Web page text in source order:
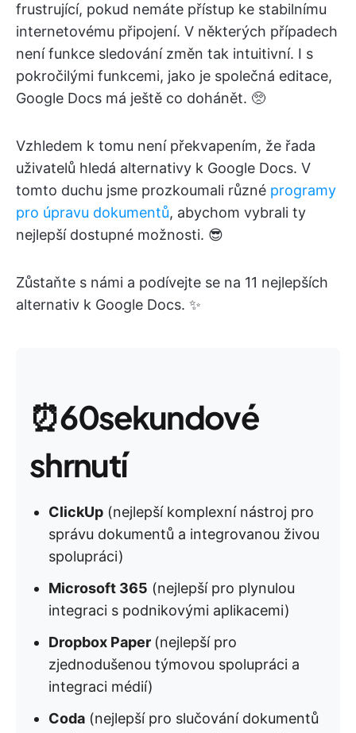
frustrující, pokud nemáte přístup ke stabilnímu
internetovému připojení. V některých případech
není funkce sledování změn tak intuitivní. I s
pokročilými funkcemi, jako je společná editace,
Google Docs má ještě co dohánět. 🥺
Vzhledem k tomu není překvapením, že řada
uživatelů hledá alternativy k Google Docs. V
tomto duchu jsme prozkoumali různé programy
pro úpravu dokumentů, abychom vybrali ty
nejlepší dostupné možnosti. 😎
Zůstaňte s námi a podívejte se na 11 nejlepších
alternativ k Google Docs. ✨
⏰60sekundové
shrnutí
ClickUp (nejlepší komplexní nástroj pro
správu dokumentů a integrovanou živou
spolupráci)
Microsoft 365 (nejlepší pro plynulou
integraci s podnikovými aplikacemi)
Dropbox Paper (nejlepší pro
zjednodušenou týmovou spolupráci a
integraci médií)
Coda (nejlepší pro slučování dokumentů